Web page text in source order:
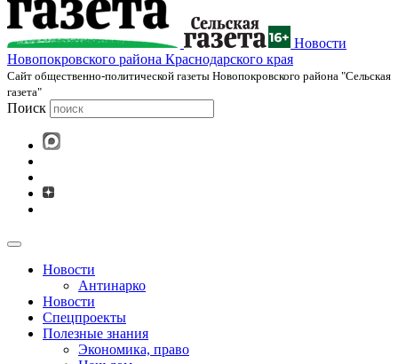
Новости
Новопокровского района Краснодарского края
Cайт общественно-политической газеты Новопокровского района "Сельская
газета"
Поиск
Новости
Антинарко
Новости
Спецпроекты
Полезные знания
Экономика, право